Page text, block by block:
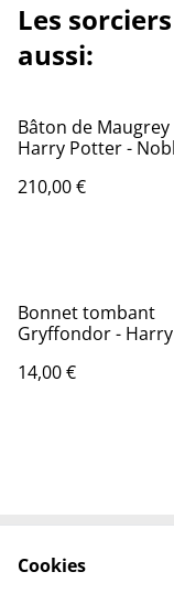
Les
aussi:
Bâton de
Harry Potter -
210,00 €
Bonnet tombant
Gryffondor -
14,00 €
Cookies